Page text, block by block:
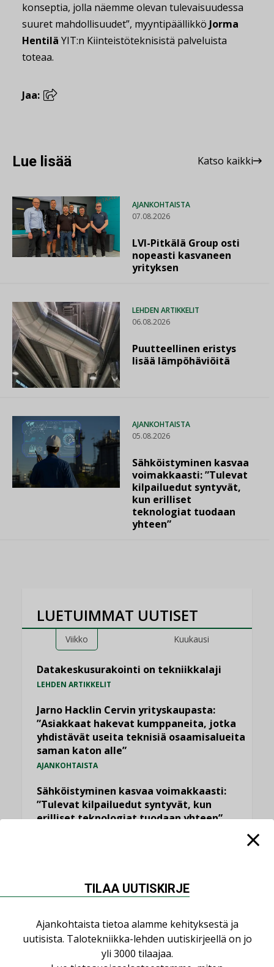
konseptia, jolla näemme olevan tulevaisuudessa
suuret mahdollisuudet”, myyntipäällikkö Jorma
Hentilä YIT:n Kiinteistöteknisistä palveluista
toteaa.
Jaa:
Lue lisää Katso kaikki
AJANKOHTAISTA
07.08.2026
LVI-Pitkälä Group osti
nopeasti kasvaneen
yrityksen
LEHDEN ARTIKKELIT
06.08.2026
Puutteellinen eristys
lisää lämpöhäviöitä
AJANKOHTAISTA
05.08.2026
Sähköistyminen kasvaa
voimakkaasti: ”Tulevat
kilpailuedut syntyvät,
kun erilliset
teknologiat tuodaan
yhteen”
LUETUIMMAT UUTISET
Viikko Kuukausi
Datakeskusurakointi on tekniikkalaji
LEHDEN ARTIKKELIT
Jarno Hacklin Cervin yrityskaupasta:
”Asiakkaat hakevat kumppaneita, jotka
yhdistävät useita teknisiä osaamisalueita
saman katon alle”
AJANKOHTAISTA
Sähköistyminen kasvaa voimakkaasti:
”Tulevat kilpailuedut syntyvät, kun
erilliset teknologiat tuodaan yhteen”
Kaivamattomat menetelmät
LEHDEN ARTIKKELIT,TILAAJILLE
TILAA UUTISKIRJE
Ajankohtaista tietoa alamme kehityksestä ja
uutisista. Talotekniikka-lehden uutiskirjeellä on jo
yli 3000 tilaajaa.